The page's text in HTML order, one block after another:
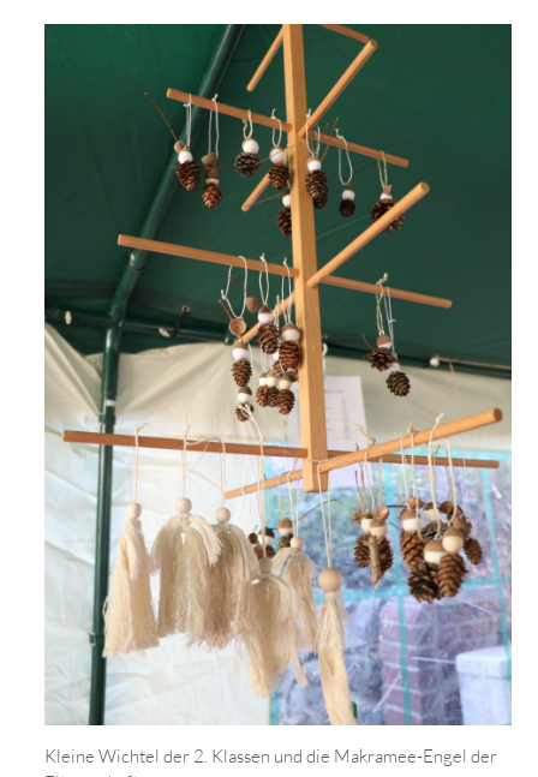
Kleine Wichtel der 2. Klassen und die Makramee-Engel der